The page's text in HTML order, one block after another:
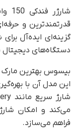
قدرتمندترین و
گزینه‌ای ایده‌آل
دستگاه‌های دیجیتال
بیسوس بهترین مارک
می‌کند و امکان
فراهم می‌سازد.